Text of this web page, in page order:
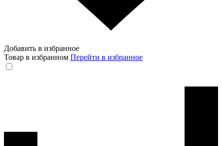
Добавить в избранное
Товар в избранном Перейти в избранное